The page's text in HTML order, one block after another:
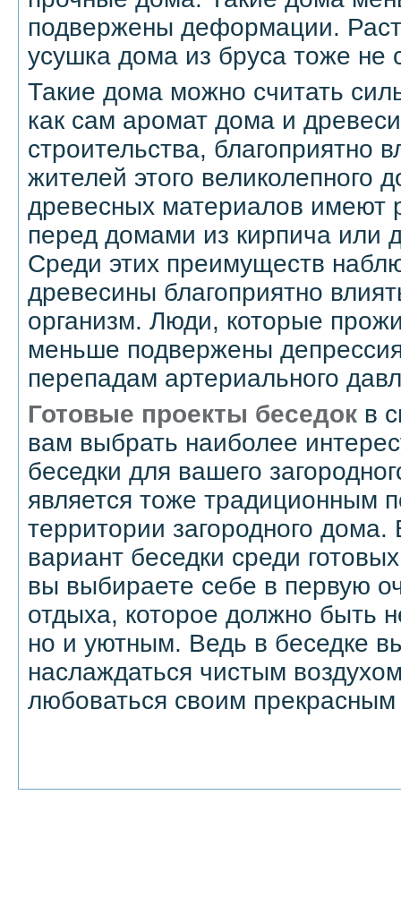
подвержены деформации.
усушка дома из бруса тоже не
Такие дома можно считать
как сам аромат дома и
строительства, благоприятно
жителей этого великолепного
древесных материалов имеют
перед домами из кирпича или
Среди этих преимуществ
древесины благоприятно
организм. Люди, которые
меньше подвержены
перепадам артериального
Готовые проекты беседок в
вам выбрать наиболее
беседки для вашего
является тоже традиционным
территории загородного
вариант беседки среди
вы выбираете себе в первую
отдыха, которое должно быть
но и уютным. Ведь в беседке
наслаждаться чистым
любоваться своим